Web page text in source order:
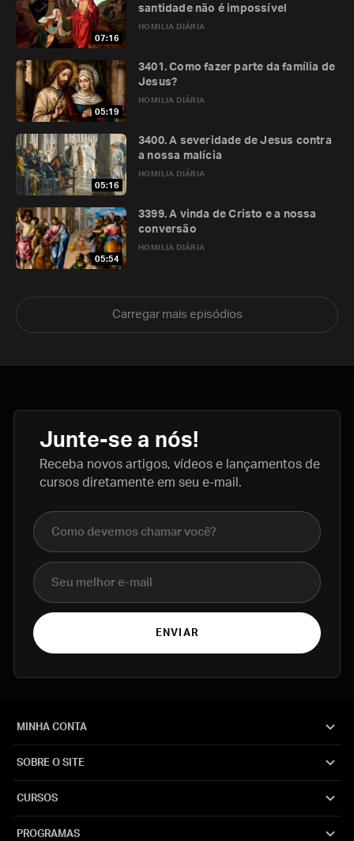
07:16
HOMILIA DIÁRIA
santidade não é impossível
05:19
HOMILIA DIÁRIA
3401. Como fazer parte da família de
Jesus?
05:16
HOMILIA DIÁRIA
3400. A severidade de Jesus contra
a nossa malícia
05:54
HOMILIA DIÁRIA
3399. A vinda de Cristo e a nossa
conversão
Carregar mais episódios
Junte-se a nós!
Receba novos artigos, vídeos e lançamentos de
cursos diretamente em seu e-mail.
Nome completo
E-mail
ENVIAR
MINHA CONTA
SOBRE O SITE
CURSOS
PROGRAMAS